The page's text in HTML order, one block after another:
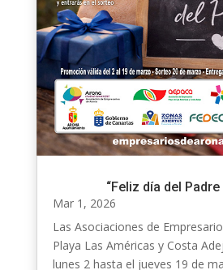
“Feliz día del Padre
Mar 1, 2026
Las Asociaciones de
Playa Las Américas y Costa
lunes 2 hasta el jueves 19 de